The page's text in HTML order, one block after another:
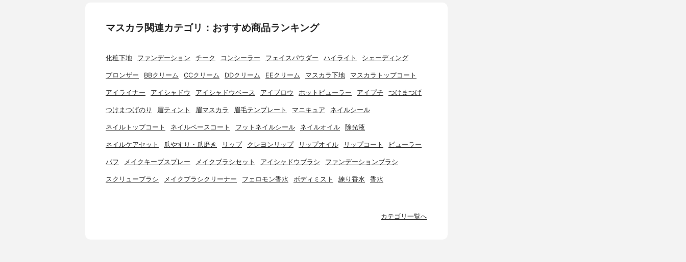
マスカラ関連カテゴリ：おすすめ商品ランキング
化粧下地 ファンデーション チーク コンシーラー フェイスパウダー ハイライト シェーディング
ブロンザー BBクリーム CCクリーム DDクリーム EEクリーム マスカラ下地 マスカラトップコート
アイライナー アイシャドウ アイシャドウベース アイブロウ ホットビューラー アイプチ つけまつげ
つけまつげのり 眉ティント 眉マスカラ 眉毛テンプレート マニキュア ネイルシール
ネイルトップコート ネイルベースコート フットネイルシール ネイルオイル 除光液
ネイルケアセット 爪やすり・爪磨き リップ クレヨンリップ リップオイル リップコート ビューラー
パフ メイクキープスプレー メイクブラシセット アイシャドウブラシ ファンデーションブラシ
スクリューブラシ メイクブラシクリーナー フェロモン香水 ボディミスト 練り香水 香水
カテゴリ一覧へ